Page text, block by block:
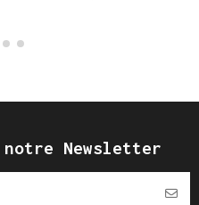
Newsletter